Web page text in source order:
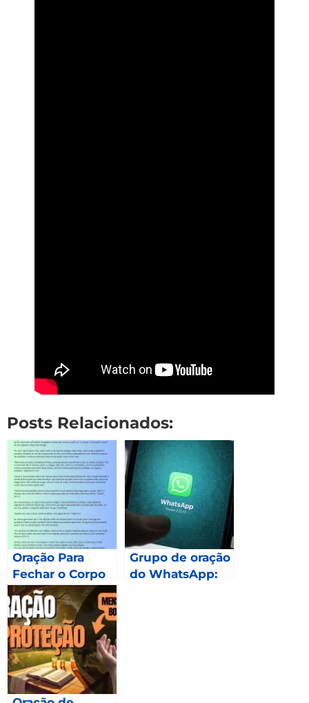
Posts Relacionados:
Oração Para
Fechar o Corpo
Grupo de oração
do WhatsApp: